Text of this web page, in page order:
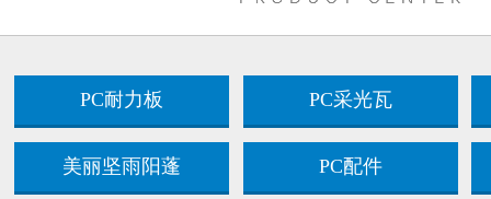
PC耐力板 PC采光瓦
美丽坚雨阳蓬 PC配件